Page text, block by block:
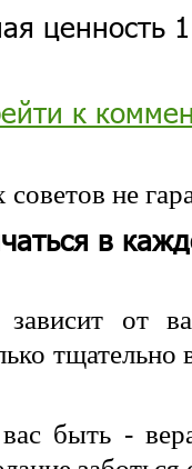
ценность
к
не
в
от
быть -